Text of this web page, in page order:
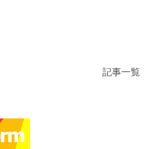
記事一覧